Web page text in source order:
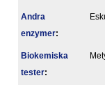
Andra
enzymer:
Biokemiska
tester: